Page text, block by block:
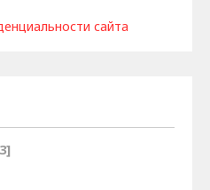
сайта